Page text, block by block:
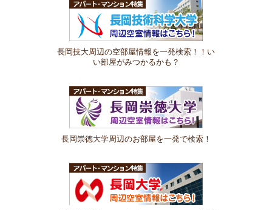
長岡技大周辺の空部屋情報を一発検索！！い
い部屋がみつかるかも？
長岡崇徳大学周辺のお部屋を一発で検索！